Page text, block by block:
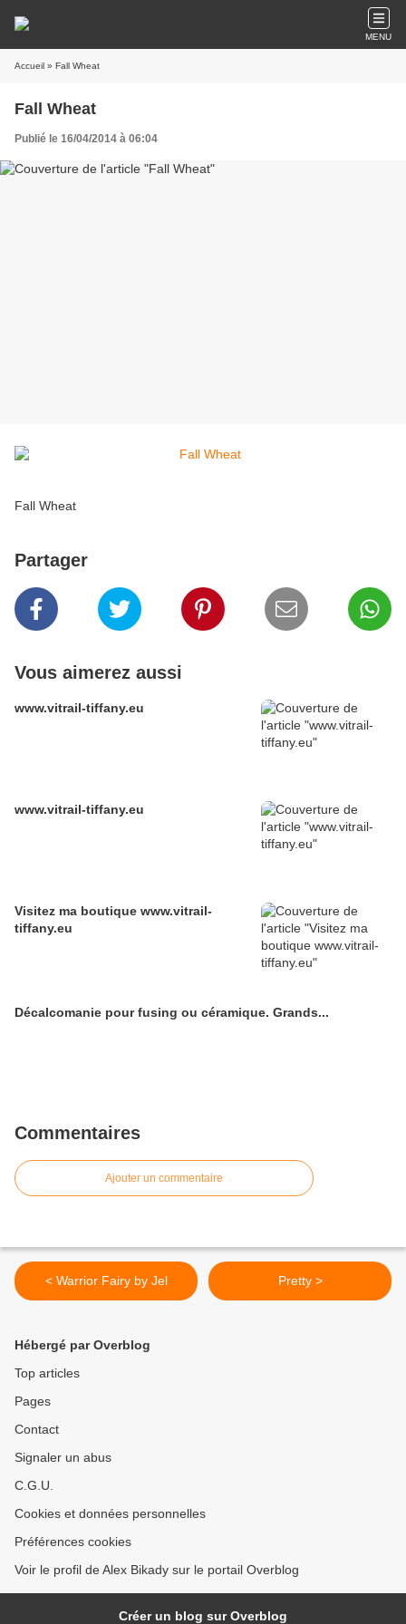
MENU
Accueil » Fall Wheat
Fall Wheat
Publié le 16/04/2014 à 06:04
Fall Wheat
Partager
Vous aimerez aussi
www.vitrail-tiffany.eu
www.vitrail-tiffany.eu
Visitez ma boutique www.vitrail-
tiffany.eu
Décalcomanie pour fusing ou céramique. Grands...
Commentaires
Ajouter un commentaire
< Warrior Fairy by Jel Pretty >
Hébergé par Overblog
Top articles
Pages
Contact
Signaler un abus
C.G.U.
Cookies et données personnelles
Préférences cookies
Voir le profil de Alex Bikady sur le portail Overblog
Créer un blog sur Overblog